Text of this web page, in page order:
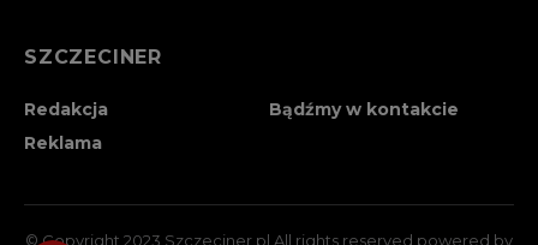
SZCZECINER
Redakcja
Bądźmy w kontakcie
Reklama
© Copyright 2023 Szczeciner.pl All rights reserved powered by